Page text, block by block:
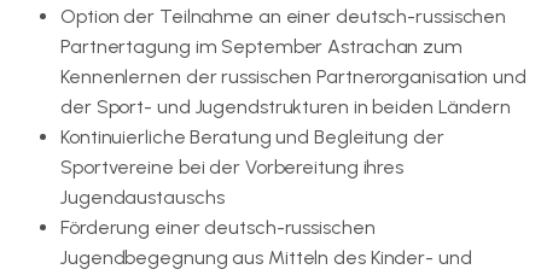
Option der Teilnahme an einer deutsch-russischen
Partnertagung im September Astrachan zum
Kennenlernen der russischen Partnerorganisation und
der Sport- und Jugendstrukturen in beiden Ländern
Kontinuierliche Beratung und Begleitung der
Sportvereine bei der Vorbereitung ihres
Jugendaustauschs
Förderung einer deutsch-russischen
Jugendbegegnung aus Mitteln des Kinder- und